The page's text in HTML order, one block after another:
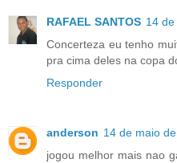
RAFAEL SANTOS 14
Concerteza eu tenho
pra cima deles na copa
Responder
anderson 14 de maio
jogou melhor mais nao